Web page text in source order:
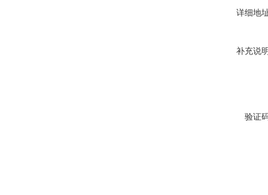
详细地
补充说
验证